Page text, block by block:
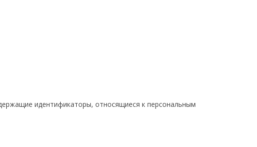
идентификаторы, относящиеся к персональным